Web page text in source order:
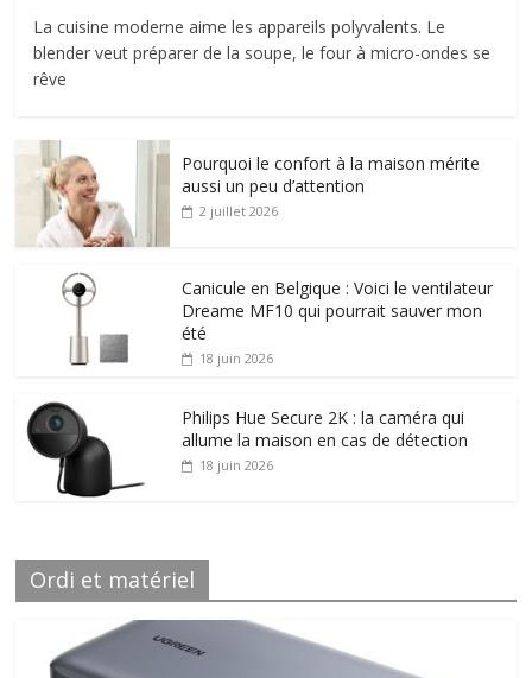
La cuisine moderne aime les appareils polyvalents. Le
blender veut préparer de la soupe, le four à micro-ondes se
rêve
Pourquoi le confort à la maison mérite
aussi un peu d’attention
2 juillet 2026
Canicule en Belgique : Voici le ventilateur
Dreame MF10 qui pourrait sauver mon
été
18 juin 2026
Philips Hue Secure 2K : la caméra qui
allume la maison en cas de détection
18 juin 2026
Ordi et matériel